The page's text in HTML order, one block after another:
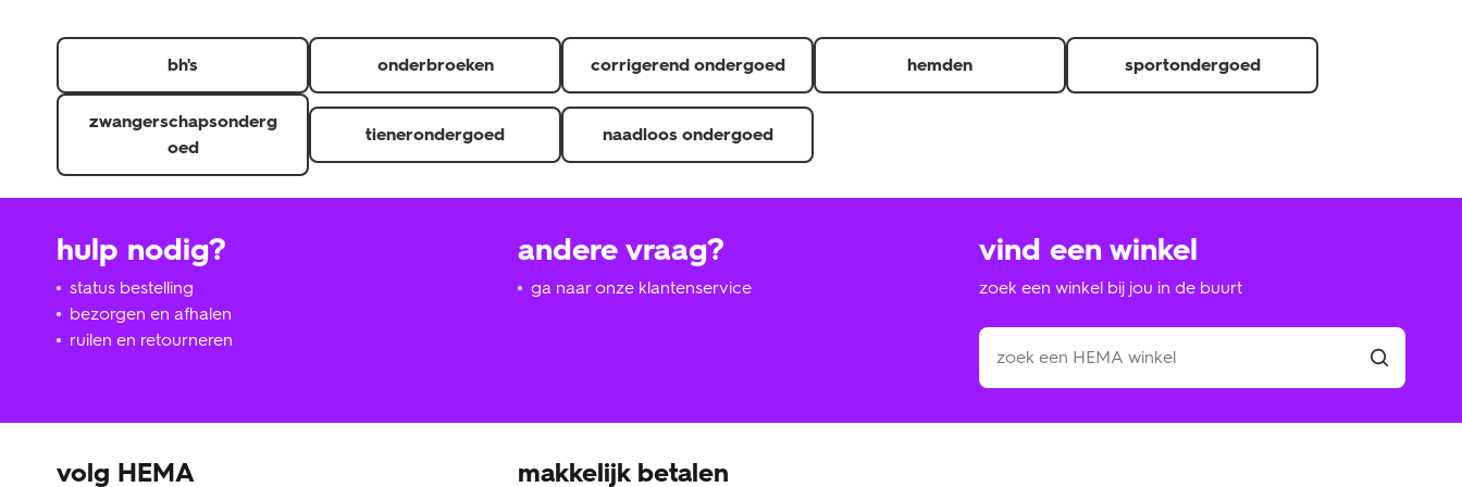
bh's onderbroeken corrigerend ondergoed hemden sportondergoed
zwangerschapsonderg
oed
tienerondergoed naadloos ondergoed
hulp nodig?
status bestelling
bezorgen en afhalen
ruilen en retourneren
andere vraag?
ga naar onze klantenservice
vind een winkel
zoek een winkel bij jou in de buurt
volg HEMA makkelijk betalen